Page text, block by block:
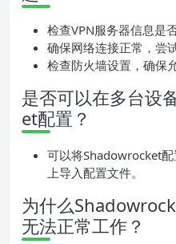
检查VPN服务器信息是否
确保网络连接正常，尝
检查防火墙设置，确保
是否可以在多台设
et配置？
可以将Shadowrocket
上导入配置文件。
为什么
无法正常工作？